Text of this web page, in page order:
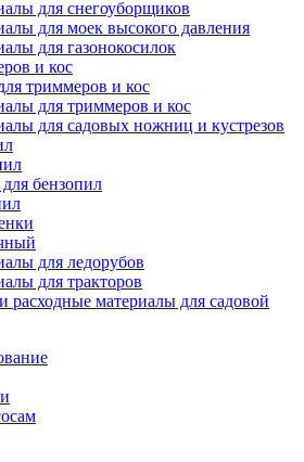
для снегоуборщиков
для моек высокого давления
для газонокосилок
и кос
триммеров и кос
для триммеров и кос
для садовых ножниц и кустрезов
бензопил
для ледорубов
для тракторов
материалы для садовой